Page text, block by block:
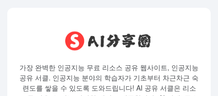
가장 완벽한 인공지능 무료 리소스 공유 웹사이트, 인공지능
공유 서클. 인공지능 분야의 학습자가 기초부터 차근차근 숙
련도를 쌓을 수 있도록 도와드립니다! AI 공유 서클은 리소